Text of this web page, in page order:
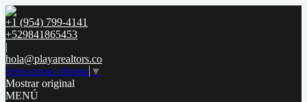
+1 (954) 799-4141
+529841865453
|
hola@playarealtors.co
Seleccionar idioma ▼
Mostrar original
MENÚ